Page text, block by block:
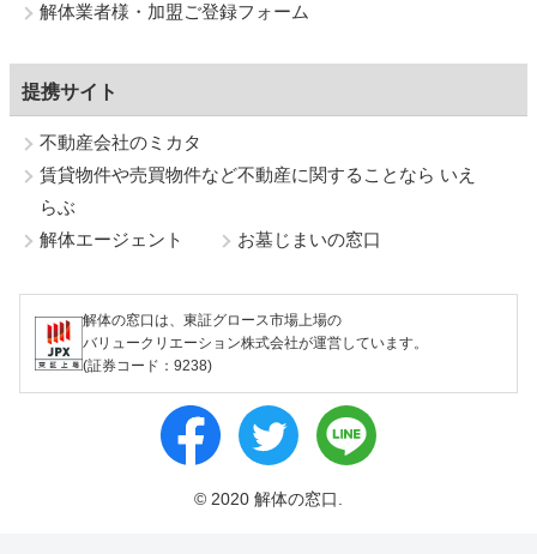
解体業者様・加盟ご登録フォーム
提携サイト
不動産会社のミカタ
賃貸物件や売買物件など不動産に関することなら いえ
らぶ
解体エージェント
お墓じまいの窓口
解体の窓口は、東証グロース市場上場の
バリュークリエーション株式会社が運営しています。
(証券コード：9238)
© 2020 解体の窓口.